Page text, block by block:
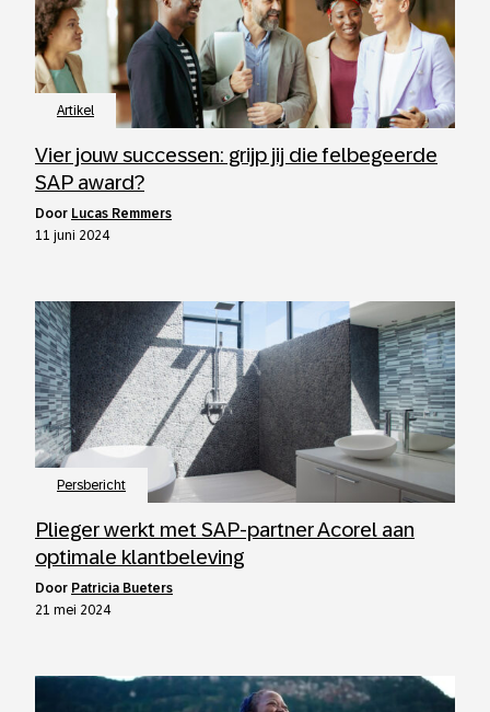
Artikel
Vier jouw successen: grijp jij die felbegeerde
SAP award?
door Lucas Remmers
11 juni 2024
Persbericht
Plieger werkt met SAP-partner Acorel aan
optimale klantbeleving
door Patricia Bueters
21 mei 2024